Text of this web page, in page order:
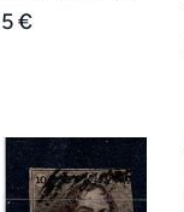
5 €